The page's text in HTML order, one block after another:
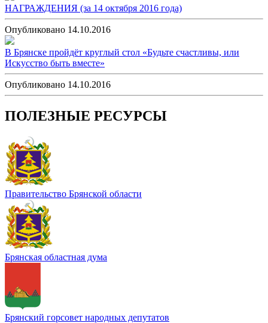
НАГРАЖДЕНИЯ (за 14 октября 2016 года)
Опубликовано 14.10.2016
В Брянске пройдёт круглый стол «Будьте счастливы, или
Искусство быть вместе»
Опубликовано 14.10.2016
ПОЛЕЗНЫЕ РЕСУРСЫ
Правительство Брянской области
Брянская областная дума
Брянский горсовет народных депутатов